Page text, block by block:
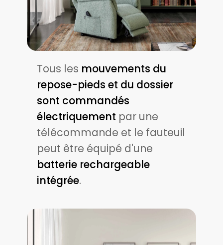
Tous les mouvements du
repose-pieds et du dossier
sont commandés
électriquement par une
télécommande et le fauteuil
peut être équipé d'une
batterie rechargeable
intégrée.